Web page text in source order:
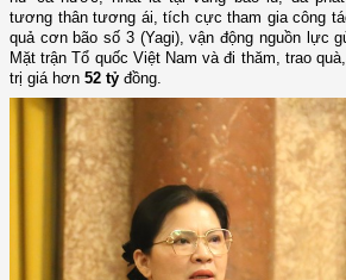
tương thân tương ái, tích cực tham gia công
quả cơn bão số 3 (Yagi),vận động nguồn lực
Mặt trận Tổ quốc Việt Nam và đi thăm, trao
trị giá hơn 52 tỷ đồng.